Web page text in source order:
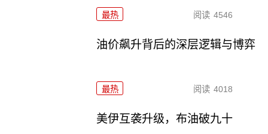
最热 阅读 4546
油价飙升背后的深层逻辑与博弈
最热 阅读 4018
美伊互袭升级，布油破九十